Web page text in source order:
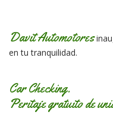
Davit Automotores
en tu tranquilidad.
Car Checking.
Peritaje gratuito de